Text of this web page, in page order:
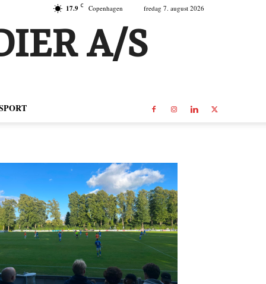
17.9 C Copenhagen fredag 7. august 2026
A/S